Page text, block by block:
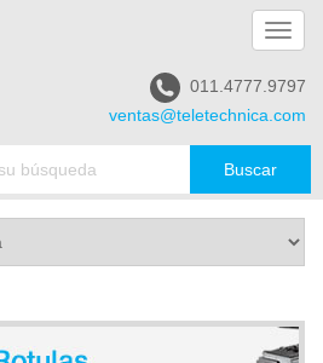
011.4777.9797
ventas@teletechnica.com